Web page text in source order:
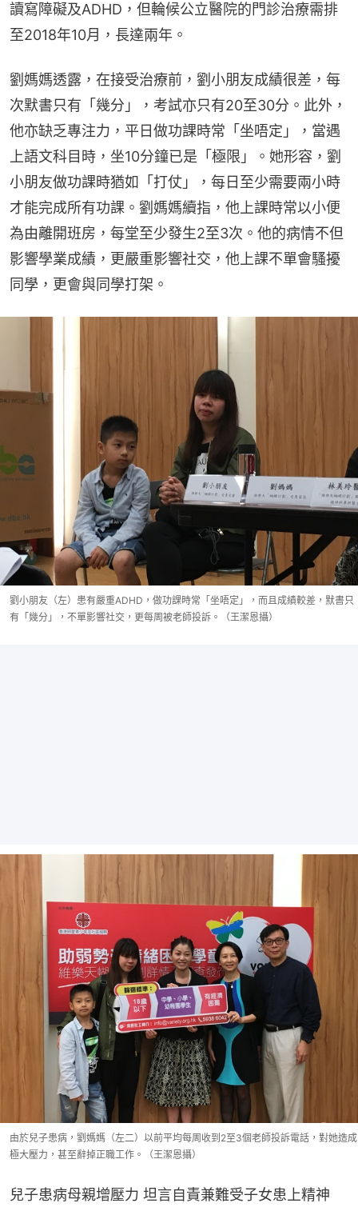
讀寫障礙及ADHD，但輪候公立醫院的門診治療需排
至2018年10月，長達兩年。
劉媽媽透露，在接受治療前，劉小朋友成績很差，每
次默書只有「幾分」，考試亦只有20至30分。此外，
他亦缺乏專注力，平日做功課時常「坐唔定」，當遇
上語文科目時，坐10分鐘已是「極限」。她形容，劉
小朋友做功課時猶如「打仗」，每日至少需要兩小時
才能完成所有功課。劉媽媽續指，他上課時常以小便
為由離開班房，每堂至少發生2至3次。他的病情不但
影響學業成績，更嚴重影響社交，他上課不單會騷擾
同學，更會與同學打架。
劉小朋友（左）患有嚴重ADHD，做功課時常「坐唔定」，而且成績較差，默書只
有「幾分」，不單影響社交，更每周被老師投訴。（王潔恩攝）
由於兒子患病，劉媽媽（左二）以前平均每周收到2至3個老師投訴電話，對她造成
極大壓力，甚至辭掉正職工作。（王潔恩攝）
兒子患病母親增壓力 坦言自責兼難受子女患上精神